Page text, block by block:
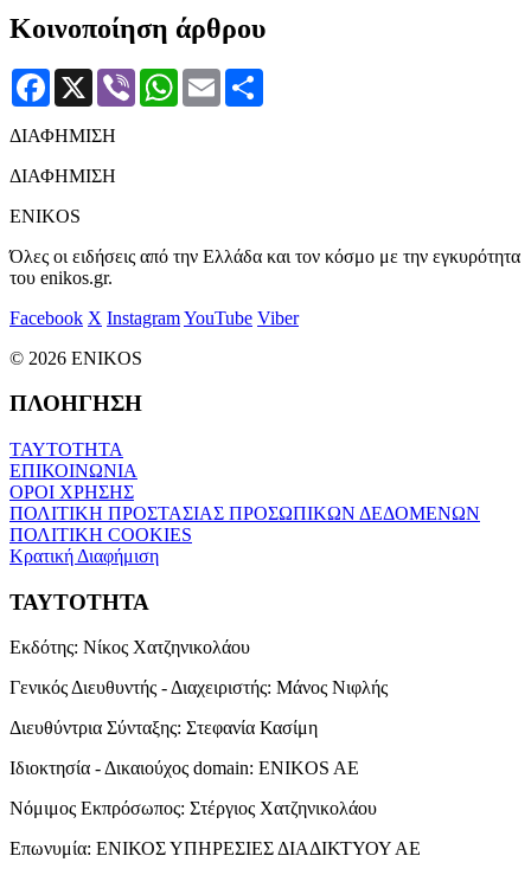
Κοινοποίηση άρθρου
Facebook
X Viber WhatsApp
Email
ΔΙΑΦΗΜΙΣΗ
ΔΙΑΦΗΜΙΣΗ
ENIKOS
Όλες οι ειδήσεις από την Ελλάδα και τον κόσμο με την εγκυρότητα
του enikos.gr.
Facebook X InstagramYouTube Viber
© 2026 ENIKOS
ΠΛΟΗΓΗΣΗ
ΤΑΥΤΟΤΗΤΑ
ΕΠΙΚΟΙΝΩΝΙΑ
ΟΡΟΙ ΧΡΗΣΗΣ
ΠΟΛΙΤΙΚΗ ΠΡΟΣΤΑΣΙΑΣ ΠΡΟΣΩΠΙΚΩΝ ΔΕΔΟΜΕΝΩΝ
ΠΟΛΙΤΙΚΗ COOKIES
Κρατική Διαφήμιση
ΤΑΥΤΟΤΗΤΑ
Εκδότης: Νίκος Χατζηνικολάου
Γενικός Διευθυντής - Διαχειριστής: Μάνος Νιφλής
Διευθύντρια Σύνταξης: Στεφανία Κασίμη
Ιδιοκτησία - Δικαιούχος domain: ENIKOS AE
Νόμιμος Εκπρόσωπος: Στέργιος Χατζηνικολάου
Επωνυμία: ΕΝΙΚΟΣ ΥΠΗΡΕΣΙΕΣ ΔΙΑΔΙΚΤΥΟΥ ΑΕ